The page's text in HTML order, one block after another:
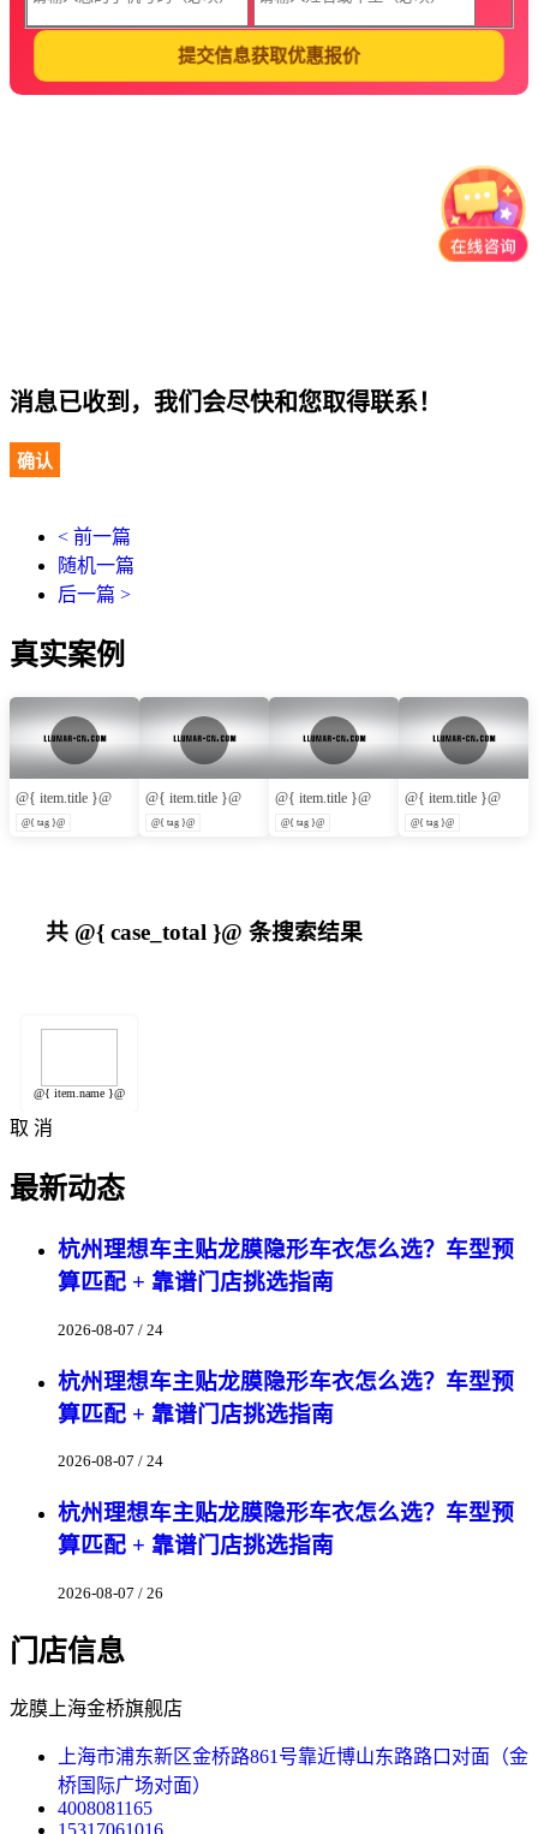
提交信息获取优惠报价
消息已收到，我们会尽快和您取得联系！
确认
< 前一篇
随机一篇
后一篇 >
真实案例
@{ item.title }@
@{ tag }@
@{ item.title }@
@{ tag }@
@{ item.title }@
@{ tag }@
@{ item.title }@
@{ tag }@
共 @{ case_total }@ 条搜索结果
@{ item.name }@
取 消
最新动态
杭州理想车主贴龙膜隐形车衣怎么选？车型预
算匹配 + 靠谱门店挑选指南
2026-08-07 / 24
杭州理想车主贴龙膜隐形车衣怎么选？车型预
算匹配 + 靠谱门店挑选指南
2026-08-07 / 24
杭州理想车主贴龙膜隐形车衣怎么选？车型预
算匹配 + 靠谱门店挑选指南
2026-08-07 / 26
门店信息
龙膜上海金桥旗舰店
上海市浦东新区金桥路861号靠近博山东路路口对面（金
桥国际广场对面）
4008081165